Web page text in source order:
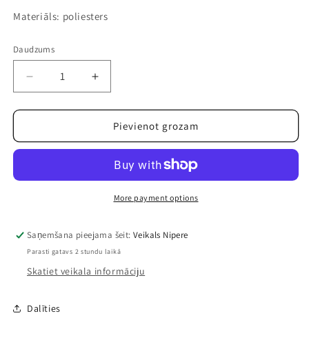
Materiāls: poliesters
Daudzums
Samazināt
daudzumu
precei
Patruļa
bērnudārzniekām
Palielināt
daudzumu
precei
Ķepu
Patruļa
bērnudārzniekām
Pievienot grozam
More payment options
Saņemšana pieejama šeit:Veikals Nipere
Parasti gatavs 2 stundu laikā
Skatiet veikala informāciju
Dalīties